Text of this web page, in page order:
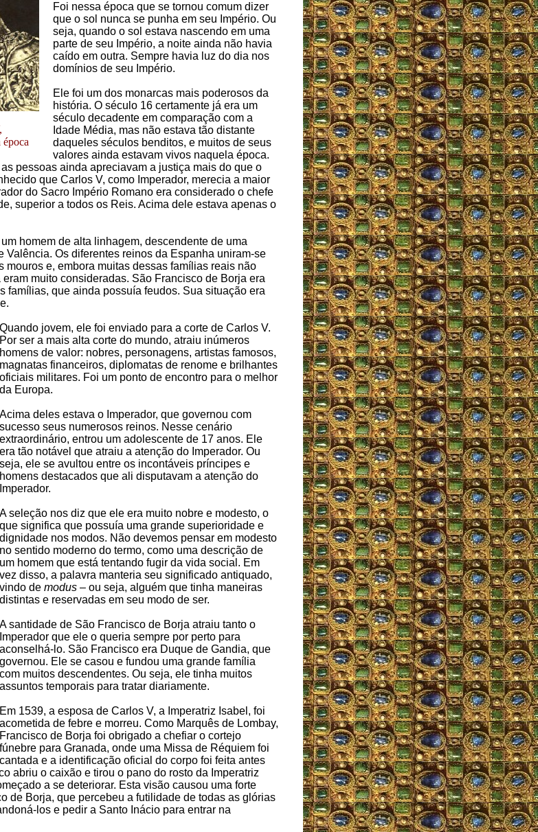
época
Foi nessa época que se tornou comum dizer
que o sol nunca se punha em seu Império. Ou
seja, quando o sol estava nascendo em uma
parte de seu Império, a noite ainda não havia
caído em outra. Sempre havia luz do dia nos
domínios de seu Império.
Ele foi um dos monarcas mais poderosos da
história. O século 16 certamente já era um
século decadente em comparação com a
Idade Média, mas não estava tão distante
daqueles séculos benditos, e muitos de seus
valores ainda estavam vivos naquela época.
pessoas ainda apreciavam a justiça mais do que o
que Carlos V, como Imperador, merecia a maior
do Sacro Império Romano era considerado o chefe
superior a todos os Reis. Acima dele estava apenas o
homem de alta linhagem, descendente de uma
Valência. Os diferentes reinos da Espanha uniram-se
mouros e, embora muitas dessas famílias reais não
muito consideradas. São Francisco de Borja era
famílias, que ainda possuía feudos. Sua situação era
Quando jovem, ele foi enviado para a corte de Carlos V.
Por ser a mais alta corte do mundo, atraiu inúmeros
homens de valor: nobres, personagens, artistas famosos,
magnatas financeiros, diplomatas de renome e brilhantes
oficiais militares. Foi um ponto de encontro para o melhor
da Europa.
Acima deles estava o Imperador, que governou com
sucesso seus numerosos reinos. Nesse cenário
extraordinário, entrou um adolescente de 17 anos. Ele
era tão notável que atraiu a atenção do Imperador. Ou
seja, ele se avultou entre os incontáveis príncipes e
homens destacados que ali disputavam a atenção do
Imperador.
A seleção nos diz que ele era muito nobre e modesto, o
que significa que possuía uma grande superioridade e
dignidade nos modos. Não devemos pensar em modesto
no sentido moderno do termo, como uma descrição de
um homem que está tentando fugir da vida social. Em
vez disso, a palavra manteria seu significado antiquado,
vindo de modus – ou seja, alguém que tinha maneiras
distintas e reservadas em seu modo de ser.
A santidade de São Francisco de Borja atraiu tanto o
Imperador que ele o queria sempre por perto para
aconselhá-lo. São Francisco era Duque de Gandia, que
governou. Ele se casou e fundou uma grande família
com muitos descendentes. Ou seja, ele tinha muitos
assuntos temporais para tratar diariamente.
Em 1539, a esposa de Carlos V, a Imperatriz Isabel, foi
acometida de febre e morreu. Como Marquês de Lombay,
Francisco de Borja foi obrigado a chefiar o cortejo
fúnebre para Granada, onde uma Missa de Réquiem foi
cantada e a identificação oficial do corpo foi feita antes
abriu o caixão e tirou o pano do rosto da Imperatriz
a se deteriorar. Esta visão causou uma forte
de Borja, que percebeu a futilidade de todas as glórias
los e pedir a Santo Inácio para entrar na